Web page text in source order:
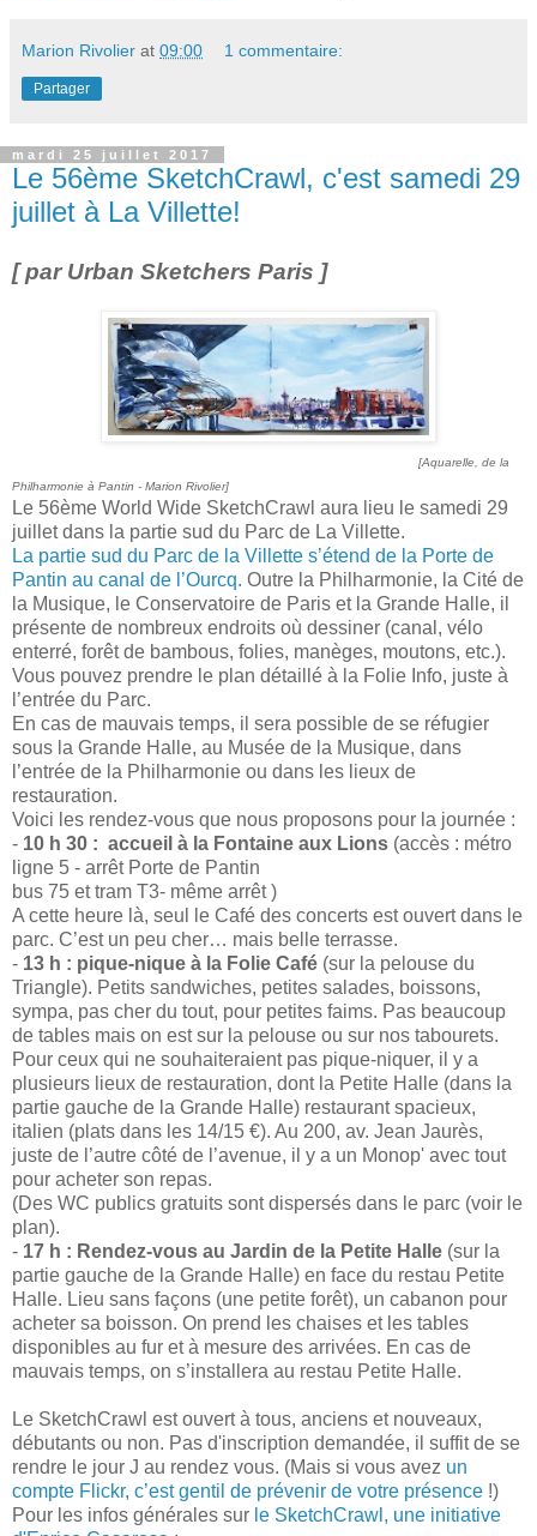
Marion Rivolier at 09:00 1 commentaire:
Partager
mardi 25 juillet 2017
Le 56ème SketchCrawl, c'est samedi 29
juillet à La Villette!
[ par Urban Sketchers Paris ]
[Aquarelle, de la
Philharmonie à Pantin - Marion Rivolier]
Le 56ème World Wide SketchCrawl aura lieu le samedi 29
juillet dans la partie sud du Parc de La Villette.
La partie sud du Parc de la Villette s’étend de la Porte de
Pantin au canal de l’Ourcq. Outre la Philharmonie, la Cité de
la Musique, le Conservatoire de Paris et la Grande Halle, il
présente de nombreux endroits où dessiner (canal, vélo
enterré, forêt de bambous, folies, manèges, moutons, etc.).
Vous pouvez prendre le plan détaillé à la Folie Info, juste à
l’entrée du Parc.
En cas de mauvais temps, il sera possible de se réfugier
sous la Grande Halle, au Musée de la Musique, dans
l’entrée de la Philharmonie ou dans les lieux de
restauration.
Voici les rendez-vous que nous proposons pour la journée :
- 10 h 30 : accueil à la Fontaine aux Lions (accès : métro
ligne 5 - arrêt Porte de Pantin
bus 75 et tram T3- même arrêt )
A cette heure là, seul le Café des concerts est ouvert dans le
parc. C’est un peu cher… mais belle terrasse.
- 13 h : pique-nique à la Folie Café (sur la pelouse du
Triangle). Petits sandwiches, petites salades, boissons,
sympa, pas cher du tout, pour petites faims. Pas beaucoup
de tables mais on est sur la pelouse ou sur nos tabourets.
Pour ceux qui ne souhaiteraient pas pique-niquer, il y a
plusieurs lieux de restauration, dont la Petite Halle (dans la
partie gauche de la Grande Halle) restaurant spacieux,
italien (plats dans les 14/15 €). Au 200, av. Jean Jaurès,
juste de l’autre côté de l’avenue, il y a un Monop' avec tout
pour acheter son repas.
(Des WC publics gratuits sont dispersés dans le parc (voir le
plan).
- 17 h : Rendez-vous au Jardin de la Petite Halle (sur la
partie gauche de la Grande Halle) en face du restau Petite
Halle. Lieu sans façons (une petite forêt), un cabanon pour
acheter sa boisson. On prend les chaises et les tables
disponibles au fur et à mesure des arrivées. En cas de
mauvais temps, on s’installera au restau Petite Halle.
Le SketchCrawl est ouvert à tous, anciens et nouveaux,
débutants ou non. Pas d'inscription demandée, il suffit de se
rendre le jour J au rendez vous. (Mais si vous avez un
compte Flickr, c’est gentil de prévenir de votre présence !)
Pour les infos générales sur le SketchCrawl, une initiative